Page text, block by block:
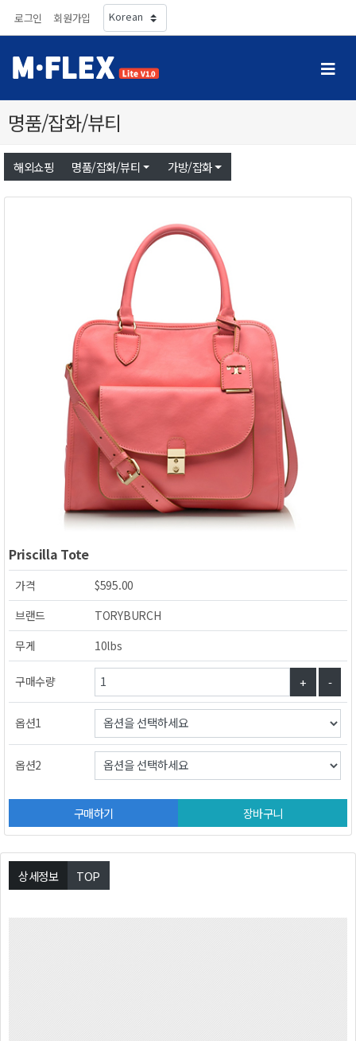
로그인 회원가입
명품/잡화/뷰티
해외쇼핑 명품/잡화/뷰티 가방/잡화
PriscillaTote
가격
$595.00
브랜드
TORYBURCH
무게
10lbs
구매수량 + -
옵션1
옵션2
구매하기 장바구니
상세정보 TOP